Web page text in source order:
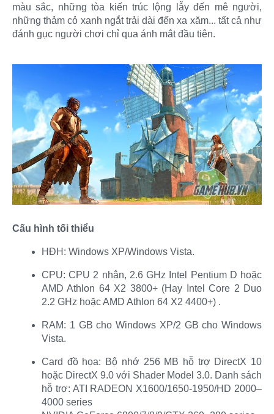
màu sắc, những tòa kiến trúc lộng lẫy đến mê người,
những thảm cỏ xanh ngắt trải dài đến xa xăm... tất cả như
đánh gục người chơi chỉ qua ánh mắt đầu tiên.
Cấu hình tối thiểu
HĐH: Windows XP/Windows Vista.​
CPU: CPU 2 nhân, 2.6 GHz Intel Pentium D hoặc
AMD Athlon 64 X2 3800+ (Hay Intel Core 2 Duo
2.2 GHz hoặc AMD Athlon 64 X2 4400+) .​
RAM: 1 GB cho Windows XP/2 GB cho Windows
Vista.​
Card đồ họa: Bộ nhớ 256 MB hỗ trợ DirectX 10
hoặc DirectX 9.0 với Shader Model 3.0. Danh sách
hỗ trợ: ATI RADEON X1600/1650-1950/HD 2000–
4000 series